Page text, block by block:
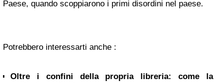
Paese, quando scoppiarono i primi disordini nel paese.
Potrebbero interessarti anche :
Oltre i confini della propria libreria: come la